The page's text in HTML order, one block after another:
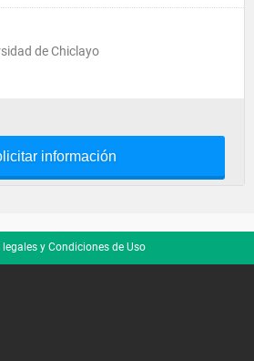
de Chiclayo
información
y Condiciones de Uso